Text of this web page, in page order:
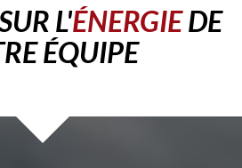
L'ÉNERGIEDE
ÉQUIPE